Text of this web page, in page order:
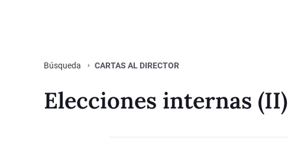
Búsqueda CARTAS AL DIRECTOR
Elecciones internas (II)